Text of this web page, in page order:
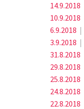
14.9.2018
10.9.2018
6.9.2018 |
3.9.2018 |
31.8.2018
29.8.2018
25.8.2018
24.8.2018
22.8.2018